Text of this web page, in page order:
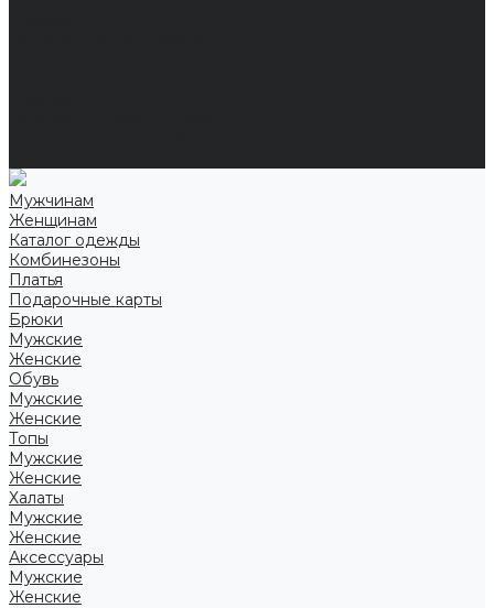
Мужчинам
Женщинам
Каталог одежды
Комбинезоны
Платья
Подарочные карты
Брюки
Мужские
Женские
Обувь
Мужские
Женские
Топы
Мужские
Женские
Халаты
Мужские
Женские
Аксессуары
Мужские
Женские